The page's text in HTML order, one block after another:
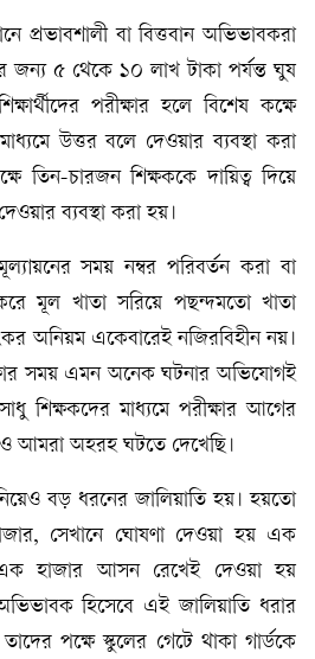
প্রভাবশালী বা বিত্তবান অভিভাবকরা
জন্য ৫ থেকে ১০ লাখ টাকা পর্যন্ত ঘুষ
পরীক্ষার হলে বিশেষ কক্ষে
উত্তর বলে দেওয়ার ব্যবস্থা করা
তিন-চারজন শিক্ষককে দায়িত্ব দিয়ে
ব্যবস্থা করা হয়।
সময় নম্বর পরিবর্তন করা বা
মূল খাতা সরিয়ে পছন্দমতো খাতা
অনিয়ম একেবারেই নজিরবিহীন নয়।
সময় এমন অনেক ঘটনার অভিযোগই
শিক্ষকদের মাধ্যমে পরীক্ষার আগের
আমরা অহরহ ঘটতে দেখেছি।
বড় ধরনের জালিয়াতি হয়। হয়তো
সেখানে ঘোষণা দেওয়া হয় এক
হাজার আসন রেখেই দেওয়া হয়
হিসেবে এই জালিয়াতি ধরার
পক্ষে স্কুলের গেটে থাকা গার্ডকে